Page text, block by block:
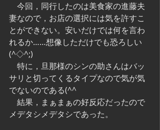
今回，同行したのは美食家の進藤夫
妻なので，お店の選択には気を許すこ
とができない。安いだけでは何を言わ
れるか……想像しただけでも恐ろしい
(^◇^;)
特に，旦那様のシンの助さんはバッ
サリと切ってくるタイプなので気が気
でないのである(^^ゞ
結果，まぁまぁの好反応だったので
メデタシメデタシであった。